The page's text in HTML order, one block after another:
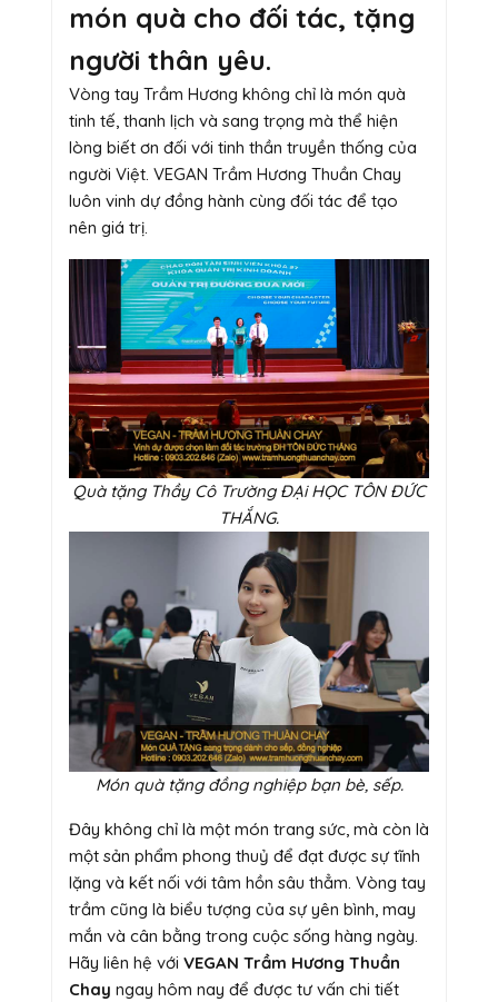
món quà cho đối tác, tặng
người thân yêu.
Vòng tay Trầm Hương không chỉ là món quà
tinh tế, thanh lịch và sang trọng mà thể hiện
lòng biết ơn đối với tinh thần truyền thống của
người Việt. VEGAN Trầm Hương Thuần Chay
luôn vinh dự đồng hành cùng đối tác để tạo
nên giá trị.
Quà tặng Thầy Cô Trường ĐẠi HỌC TÔN ĐỨC
THẮNG.
Món quà tặng đồng nghiệp bạn bè, sếp.
Đây không chỉ là một món trang sức, mà còn là
một sản phẩm phong thuỷ để đạt được sự tĩnh
lặng và kết nối với tâm hồn sâu thẳm. Vòng tay
trầm cũng là biểu tượng của sự yên bình, may
mắn và cân bằng trong cuộc sống hàng ngày.
Hãy liên hệ với VEGAN Trầm Hương Thuần
Chay ngay hôm nay để được tư vấn chi tiết